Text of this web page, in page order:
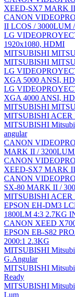
XEED-SX7 MARK
CANON
II LCOS / 3000LUM /
LG
1920x1080, HDMI
MITSUBISHI
MITSUBISHI
LG
XGA 5000 ANSI,
LG
XGA 4000 ANSI,
MITSUBISHI
MITSUBISHI ACER
MITSUBISHI
angular
CANON
MARK II / 3200LUM
CANON
XEED-SX7 MARK
CANON
SX-80 MARK II /
MITSUBISHI ACER
EPSON EH-DM3
1800LM 4:3 2.7KG
CANON XEED
EPSON EB-S82
2000:1 2.3KG
MITSUBISHI
G.Angular
MITSUBISHI
Ready
MITSUBISHI
Lum